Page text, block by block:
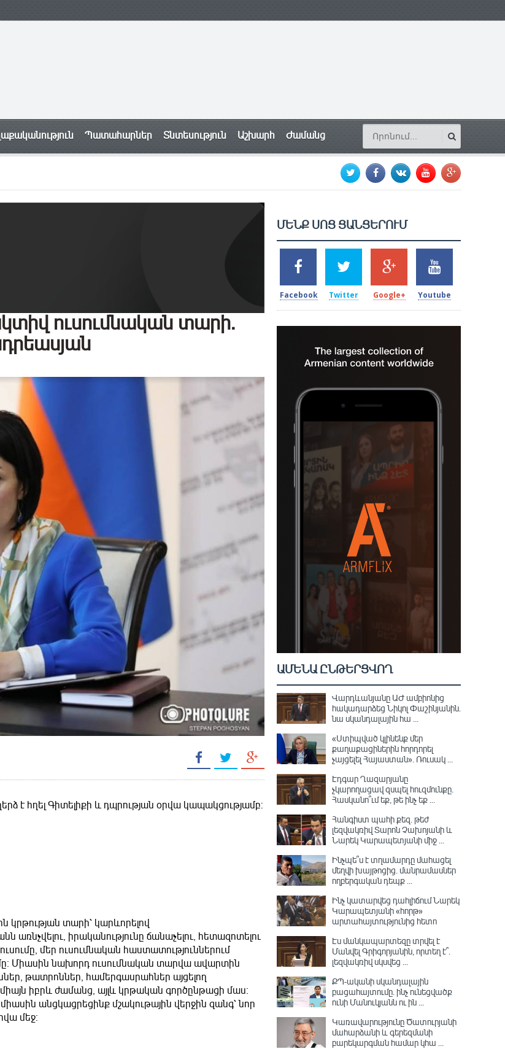
Պատահարներ Տնտեսություն Աշխարհ Ժամանց
ուսումնական տարի.
է հղել Գիտելիքի և դպրության օրվա կապակցությամբ:
կրթության տարի՝ կարևորելով
առնչվելու, իրականությունը ճանաչելու, հետազոտելու
մեր ուսումնական հաստատություններում
Միասին նախորդ ուսումնական տարվա ավարտին
թատրոններ, համերգասրահներ այցելող
միայն իբրև ժամանց, այլև կրթական գործընթացի մաս։
անցկացրեցինք մշակութային վերջին զանգ՝ նոր
մեջ։
ՄԵՆՔ ՍՈՑ ՑԱՆՑԵՐՈՒՄ
2k
SHARES
Facebook
1.5k
TWEETS
Twitter
203
SHARES
Google+
620
SHARES
Youtube
ԱՄԵՆԱ ԸՆԹԵՐՑՎՈՂ
Վարդևանյանը ԱԺ ամբիոնից
հակադարձեց Նիկոլ Փաշինյանին․
նա սկանդալային հա ...
«Ստիպված կլինենք մեր
քաղաքացիներին հորդորել
չայցելել Հայաստան»․ Ռուսակ ...
Էդգար Ղազարյանը
չկարողացավ զսպել հուզմունքը.
Հասկանո՞ւմ եք, թե ինչ եք ...
Հանգիստ պահի քեզ. թեժ
լեզվակռիվ Տարոն Չախոյանի և
Նարեկ Կարապետյանի միջ ...
Ինչպե՞ս է տղամարդը մահացել
մեղվի խայթոցից. մանրամասներ
ողբերգական դեպք ...
Ինչ կատարվեց դահլիճում Նարեկ
Կարապետյանի «հորթ»
արտահայտությունից հետո
Էս մանկապարտեզը տրվել է
Մանվել Գրիգորյանին, որտեղ է՞․
լեզվակռիվ սկսվեց ...
ՔՊ-ականի սկանդալային
բացահայտումը․ ինչ ունեցվածք
ունի Մանուկյանն ու ին ...
Կառավարությունը Ծատուրյանի
մահարձանի և գերեզմանի
բարեկարգման համար կհա ...